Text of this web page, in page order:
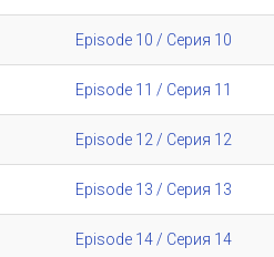
Episode 10 / Серия 10
Episode 11 / Серия 11
Episode 12 / Серия 12
Episode 13 / Серия 13
Episode 14 / Серия 14